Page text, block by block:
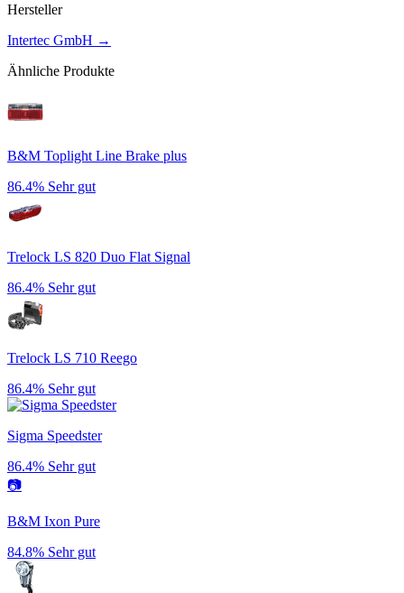
Hersteller
Intertec GmbH →
Ähnliche Produkte
B&M Toplight Line Brake plus
86.4% Sehr gut
Trelock LS 820 Duo Flat Signal
86.4% Sehr gut
Trelock LS 710 Reego
86.4% Sehr gut
Sigma Speedster
86.4% Sehr gut
📷
B&M Ixon Pure
84.8% Sehr gut